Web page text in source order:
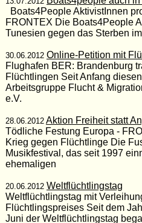
Boats4People AktivistInnen
FRONTEX Die Boats4People
Tunesien gegen das Sterben
30.06.2012 Online-Petition mit
Flughafen BER: Brandenburg
Flüchtlingen Seit Anfang
Arbeitsgruppe Flucht &
e.V.
28.06.2012 Aktion Freiheit statt
Tödliche Festung Europa -
Krieg gegen Flüchtlinge Die
Musikfestival, das seit 1997
ehemaligen
20.06.2012 Weltflüchtlingstag
Weltflüchtlingstag mit
Flüchtlingspreises Seit dem
Juni der Weltflüchtlingstag